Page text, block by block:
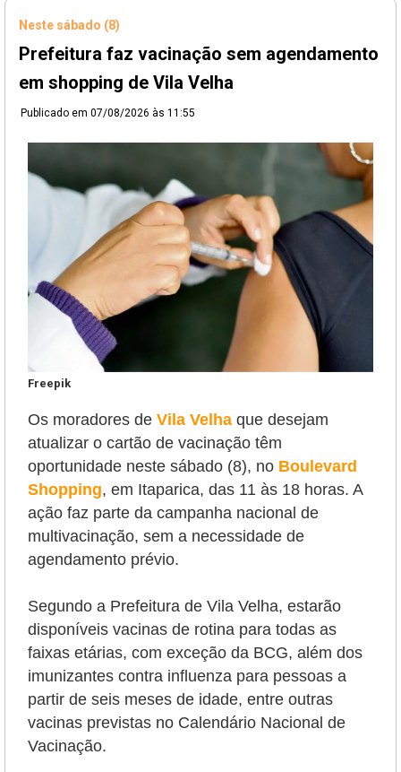
Neste sábado (8)
Prefeitura faz vacinação sem agendamento
em shopping de Vila Velha
Publicado em 07/08/2026 às 11:55
Freepik
Os moradores de Vila Velha que desejam
atualizar o cartão de vacinação têm
oportunidade neste sábado (8), no Boulevard
Shopping, em Itaparica, das 11 às 18 horas. A
ação faz parte da campanha nacional de
multivacinação, sem a necessidade de
agendamento prévio.
Segundo a Prefeitura de Vila Velha, estarão
disponíveis vacinas de rotina para todas as
faixas etárias, com exceção da BCG, além dos
imunizantes contra influenza para pessoas a
partir de seis meses de idade, entre outras
vacinas previstas no Calendário Nacional de
Vacinação.